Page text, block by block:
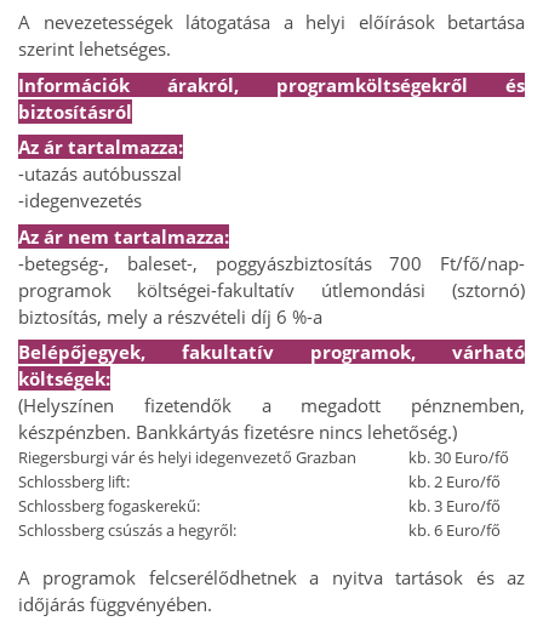
A nevezetességek látogatása a helyi előírások betartása
szerint lehetséges.
Információk árakról, programköltségekről és
biztosításról
Az ár tartalmazza:
-utazás autóbusszal
-idegenvezetés
Az ár nem tartalmazza:
-betegség-, baleset-, poggyászbiztosítás 700 Ft/fő/nap-
programok költségei-fakultatív útlemondási (sztornó)
biztosítás, mely a részvételi díj 6 %-a
Belépőjegyek, fakultatív programok, várható
költségek:
(Helyszínen fizetendők a megadott pénznemben,
készpénzben. Bankkártyás fizetésre nincs lehetőség.)
Riegersburgi vár és helyi idegenvezető Grazban
kb. 30 Euro/fő
Schlossberg lift:
kb. 2 Euro/fő
Schlossberg fogaskerekű:
kb. 3 Euro/fő
Schlossberg csúszás a hegyről:
kb. 6 Euro/fő
A programok felcserélődhetnek a nyitva tartások és az
időjárás függvényében.